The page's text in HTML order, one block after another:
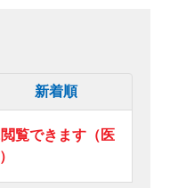
新着順
覧できます（医